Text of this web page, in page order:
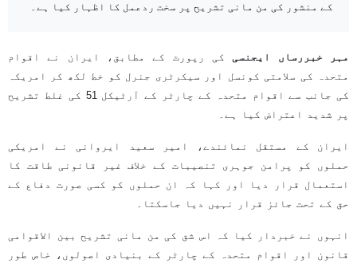
کے منشور کی من مانی تشریح پر سخت ردعمل کا اظہار کیا ہے۔
مہر خبررساں ایجنسی کی رپورٹ کے مطابق، ایران نے اقوام
متحدہ کی سلامتی کونسل اور سیکرٹری جنرل کو خط لکھ کر امریکہ
کی جانب سے اقوام متحدہ کے چارٹر کے آرٹیکل 51 کی غلط تشریح
پر شدید اعتراض کیا ہے۔
ایران کے مستقل نمائندے، امیر سعید ایروانی نے امریکی
حملوں کو پرامن جوہری تنصیبات کے خلاف غیر قانونی طاقت کا
استعمال قرار دیا اور کہا کہ ان حملوں کو کسی صورت دفاع کے
حق کے تحت جائز قرار نہیں دیا جاسکتا۔
انہوں نے خبردار کیا کہ اس شق کی من مانی تشریح بین الاقوامی
قانون اور اقوام متحدہ کے چارٹر کے بنیادی اصولوں، خاص طور